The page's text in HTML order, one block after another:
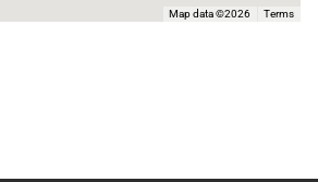
Map data ©2026 Terms